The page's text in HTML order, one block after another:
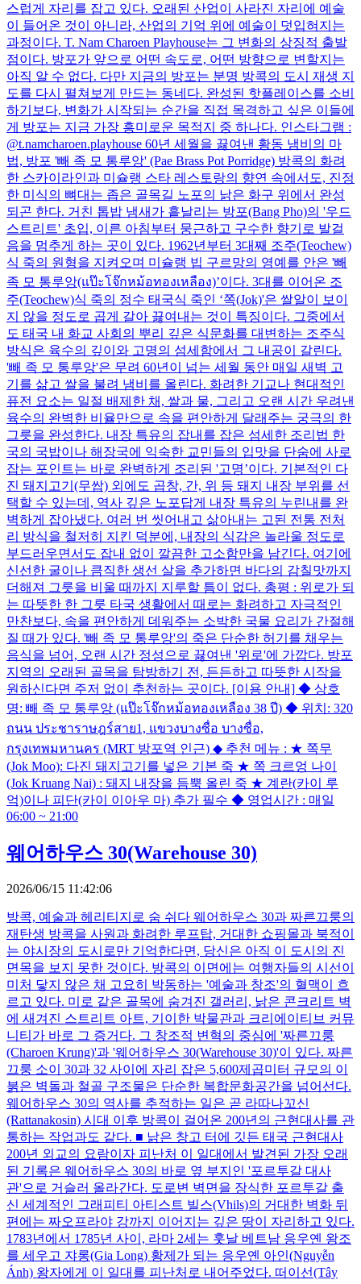
스럽게 자리를 잡고 있다. 오래된 산업이 사라진 자리에 예술
이 들어온 것이 아니라, 산업의 기억 위에 예술이 덧입혀지는
과정이다. T. Nam Charoen Playhouse는 그 변화의 상징적 출발
점이다. 방포가 앞으로 어떤 속도로, 어떤 방향으로 변할지는
아직 알 수 없다. 다만 지금의 방포는 분명 방콕의 도시 재생 지
도를 다시 펼쳐보게 만드는 동네다. 완성된 핫플레이스를 소비
하기보다, 변화가 시작되는 순간을 직접 목격하고 싶은 이들에
게 방포는 지금 가장 흥미로운 목적지 중 하나다. 인스타그램 :
@t.namcharoen.playhouse 60년 세월을 끓여낸 황동 냄비의 마
법, 방포 '빼 족 모 통루앙' (Pae Brass Pot Porridge) 방콕의 화려
한 스카이라인과 미슐랭 스타 레스토랑의 향연 속에서도, 진정
한 미식의 뼈대는 좁은 골목길 노포의 낡은 화구 위에서 완성
되곤 한다. 거친 톱밥 냄새가 흩날리는 방포(Bang Pho)의 '우드
스트리트' 초입, 이른 아침부터 뭉근하고 구수한 향기로 발걸
음을 멈추게 하는 곳이 있다. 1962년부터 3대째 조주(Teochew)
식 죽의 원형을 지켜오며 미슐랭 빕 구르망의 영예를 안은 '빼
족 모 통루앙(แป๊ะโจ๊กหม้อทองเหลือง)’이다. 3대를 이어온 조
주(Teochew)식 죽의 정수 태국식 죽인 ‘쪽(Jok)'은 쌀알이 보이
지 않을 정도로 곱게 갈아 끓여내는 것이 특징이다. 그중에서
도 태국 내 화교 사회의 뿌리 깊은 식문화를 대변하는 조주식
방식은 육수의 깊이와 고명의 섬세함에서 그 내공이 갈린다.
'빼 족 모 통루앙'은 무려 60년이 넘는 세월 동안 매일 새벽 고
기를 삶고 쌀을 불려 냄비를 올린다. 화려한 기교나 현대적인
퓨전 요소는 일절 배제한 채, 쌀과 물, 그리고 오랜 시간 우려낸
육수의 완벽한 비율만으로 속을 편안하게 달래주는 궁극의 한
그릇을 완성한다. 내장 특유의 잡내를 잡은 섬세한 조리법 한
국의 국밥이나 해장국에 익숙한 교민들의 입맛을 단숨에 사로
잡는 포인트는 바로 완벽하게 조리된 '고명’이다. 기본적인 다
진 돼지고기(무쌉) 외에도 곱창, 간, 위 등 돼지 내장 부위를 선
택할 수 있는데, 역사 깊은 노포답게 내장 특유의 누린내를 완
벽하게 잡아냈다. 여러 번 씻어내고 삶아내는 고된 전통 전처
리 방식을 철저히 지킨 덕분에, 내장의 식감은 놀라울 정도로
부드러우면서도 잡내 없이 깔끔한 고소함만을 남긴다. 여기에
신선한 굴이나 큼직한 생선 살을 추가하면 바다의 감칠맛까지
더해져 그릇을 비울 때까지 지루할 틈이 없다. 총평 : 위로가 되
는 따뜻한 한 그릇 타국 생활에서 때로는 화려하고 자극적인
만찬보다, 속을 편안하게 데워주는 소박한 국물 요리가 간절해
질 때가 있다. '빼 족 모 통루앙'의 죽은 단순한 허기를 채우는
음식을 넘어, 오랜 시간 정성으로 끓여낸 '위로'에 가깝다. 방포
지역의 오래된 골목을 탐방하기 전, 든든하고 따뜻한 시작을
원하신다면 주저 없이 추천하는 곳이다. [이용 안내] ◆ 상호
명: 빼 족 모 통루앙 (แป๊ะโจ๊กหม้อทองเหลือง 38 ปี) ◆ 위치: 320
ถนน ประชาราษฎร์สาย1, แขวงบางซื่อ บางซื่อ,
กรุงเทพมหานคร (MRT 방포역 인근) ◆ 추천 메뉴 : ★ 쪽무
(Jok Moo): 다진 돼지고기를 넣은 기본 죽 ★ 쪽 크르엉 나이
(Jok Kruang Nai) : 돼지 내장을 듬뿍 올린 죽 ★ 계란(카이 루
억)이나 피단(카이 이아우 마) 추가 필수 ◆ 영업시간 : 매일
06:00 ~ 21:00
웨어하우스 30(Warehouse 30)
2026/06/15 11:42:06
방콕, 예술과 헤리티지로 숨 쉬다 웨어하우스 30과 짜른끄룽의
재탄생 방콕을 사원과 화려한 루프탑, 거대한 쇼핑몰과 북적이
는 야시장의 도시로만 기억한다면, 당신은 아직 이 도시의 진
면목을 보지 못한 것이다. 방콕의 이면에는 여행자들의 시선이
미처 닿지 않은 채 고요히 박동하는 '예술과 창조'의 혈맥이 흐
르고 있다. 미로 같은 골목에 숨겨진 갤러리, 낡은 콘크리트 벽
에 새겨진 스트리트 아트, 기이한 박물관과 크리에이티브 커뮤
니티가 바로 그 증거다. 그 창조적 변혁의 중심에 '짜른끄룽
(Charoen Krung)'과 '웨어하우스 30(Warehouse 30)'이 있다. 짜른
끄룽 소이 30과 32 사이에 자리 잡은 5,600제곱미터 규모의 이
붉은 벽돌과 철골 구조물은 단순한 복합문화공간을 넘어선다.
웨어하우스 30의 역사를 추적하는 일은 곧 라따나꼬신
(Rattanakosin) 시대 이후 방콕이 걸어온 200년의 근현대사를 관
통하는 작업과도 같다. ■ 낡은 창고 터에 깃든 태국 근현대사
200년 외교의 요람이자 피난처 이 일대에서 발견된 가장 오래
된 기록은 웨어하우스 30의 바로 옆 부지인 '포르투갈 대사
관'으로 거슬러 올라간다. 도로변 벽면을 장식한 포르투갈 출
신 세계적인 그래피티 아티스트 빌스(Vhils)의 거대한 벽화 뒤
편에는 짜오프라야 강까지 이어지는 깊은 땅이 자리하고 있다.
1783년에서 1785년 사이, 라마 2세는 훗날 베트남 응우옌 왕조
를 세우고 쟈롱(Gia Long) 황제가 되는 응우옌 아인(Nguyễn
Ánh) 왕자에게 이 일대를 피난처로 내어주었다. 떠이선(Tây